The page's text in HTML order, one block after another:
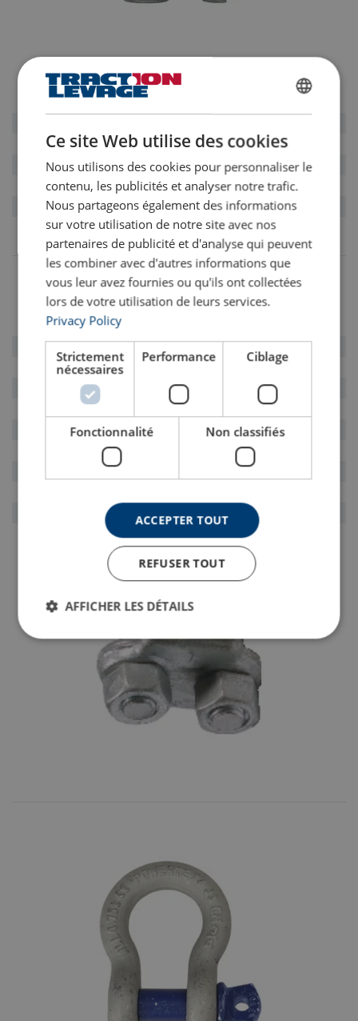
∅ MM
12-13
180884
16
180886
19
180887
26
180889
SERRE-CÂBLE FORGÉG-6240
∅ MM
6
155599
8
151491
10
143811
12 - 13
121180
14
155376
16
108034
143812
108035
Ce site Web utilise des cookies
Nous utilisons des cookies pour personnaliser le
contenu, les publicités et analyser notre trafic.
Nous partageons également des informations
sur votre utilisation de notre site avec nos
partenaires de publicité et d'analyse qui peuvent
les combiner avec d'autres informations que
vous leur avez fournies ou qu'ils ont collectées
lors de votre utilisation de leurs services.
Privacy Policy
Strictement
nécessaires
Performance Ciblage
Fonctionnalité Non classifiés
ACCEPTER TOUT
REFUSER TOUT
AFFICHER LES DÉTAILS